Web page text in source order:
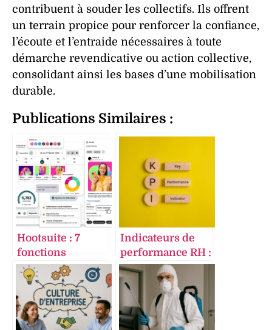
contribuent à souder les collectifs. Ils offrent
un terrain propice pour renforcer la confiance,
l’écoute et l’entraide nécessaires à toute
démarche revendicative ou action collective,
consolidant ainsi les bases d’une mobilisation
durable.
Publications Similaires :
Hootsuite : 7
fonctions
révolutionnaires
pour optimiser
votre social
media
Indicateurs de
performance RH :
7 KPIs
incontournables
pour piloter
efficacement